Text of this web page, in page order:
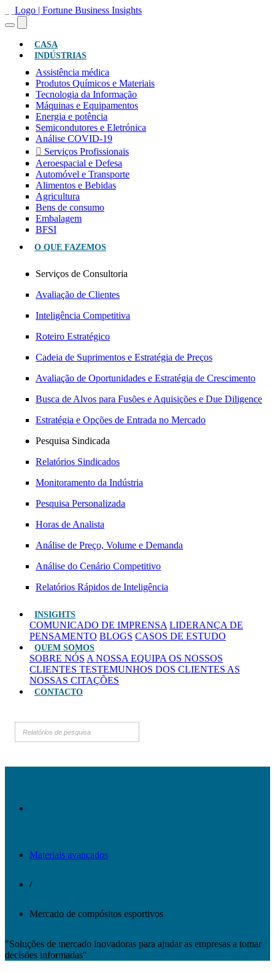
CASA
INDÚSTRIAS
Assistência médica
Produtos Químicos e Materiais
Tecnologia da Informação
Máquinas e Equipamentos
Energia e potência
Semicondutores e Eletrónica
Análise COVID-19
Serviços Profissionais
Aeroespacial e Defesa
Automóvel e Transporte
Alimentos e Bebidas
Agricultura
Bens de consumo
Embalagem
BFSI
O QUE FAZEMOS
Serviços de Consultoria
Avaliação de Clientes
Inteligência Competitiva
Roteiro Estratégico
Cadeia de Suprimentos e Estratégia de Preços
Avaliação de Oportunidades e Estratégia de Crescimento
Busca de Alvos para Fusões e Aquisições e Due Diligence
Estratégia e Opções de Entrada no Mercado
Pesquisa Sindicada
Relatórios Sindicados
Monitoramento da Indústria
Pesquisa Personalizada
Horas de Analista
Análise de Preço, Volume e Demanda
Análise do Cenário Competitivo
Relatórios Rápidos de Inteligência
INSIGHTS
COMUNICADO DE IMPRENSA LIDERANÇA DE
PENSAMENTO BLOGS CASOS DE ESTUDO
QUEM SOMOS
SOBRE NÓS A NOSSA EQUIPA OS NOSSOS
CLIENTES TESTEMUNHOS DOS CLIENTES AS
NOSSAS CITAÇÕES
CONTACTO
Materiais avançados
/
Mercado de compósitos esportivos
"Soluções de mercado inovadoras para ajudar as empresas a tomar
decisões informadas"